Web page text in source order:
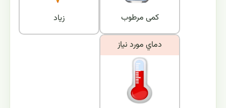
زیاد کمی مرطوب
دماي مورد نياز